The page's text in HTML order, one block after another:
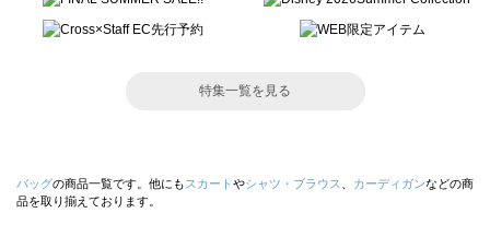
特集一覧を見る
バッグの商品一覧です。他にも スカート やシャツ・ブラウス カーディガンなどの商
品を取り揃えております。